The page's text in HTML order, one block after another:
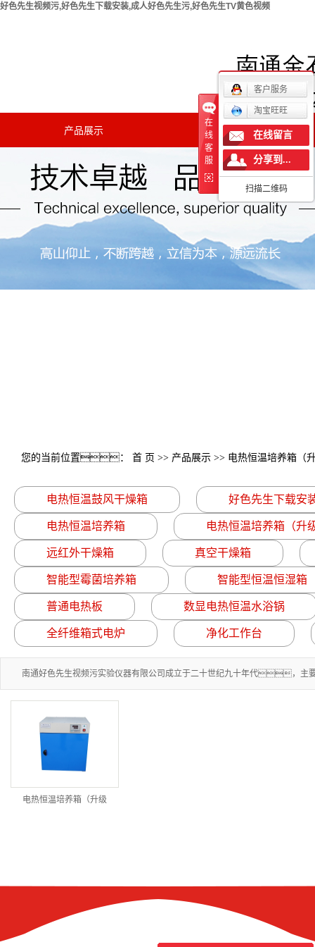
好色先生视频污,好色先生下载安装,成人好色先生污,好色先生TV黄色视频
产品展示 新闻中心
公司新闻
行业新闻
您的当前位置： 首 页 >> 产品展示 >> 电热恒温培养箱（
电热恒温鼓风干燥箱 好色先生下载安
电热恒温培养箱 电热恒温培养箱（升
远红外干燥箱 真空干燥箱
智能型霉菌培养箱 智能型恒温恒湿箱
普通电热板 数显电热恒温水浴锅
全纤维箱式电炉 净化工作台
南通好色先生视频污实验仪器有限公司成立于二十世纪九十年代
电热恒温培养箱（升级
在
线
客
服
客户服务
淘宝旺旺
在线留言
分享到...
扫描二维码